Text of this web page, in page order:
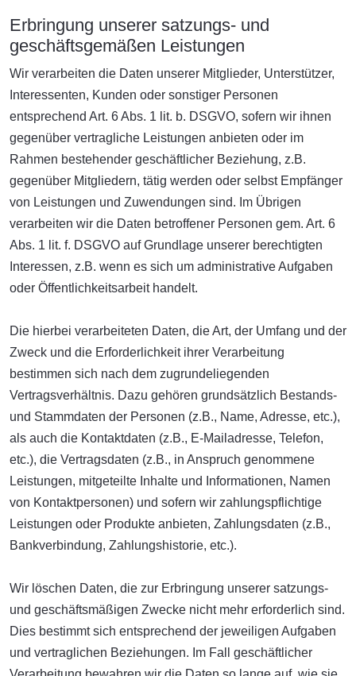
Erbringung unserer satzungs- und
geschäftsgemäßen Leistungen
Wir verarbeiten die Daten unserer Mitglieder, Unterstützer,
Interessenten, Kunden oder sonstiger Personen
entsprechend Art. 6 Abs. 1 lit. b. DSGVO, sofern wir ihnen
gegenüber vertragliche Leistungen anbieten oder im
Rahmen bestehender geschäftlicher Beziehung, z.B.
gegenüber Mitgliedern, tätig werden oder selbst Empfänger
von Leistungen und Zuwendungen sind. Im Übrigen
verarbeiten wir die Daten betroffener Personen gem. Art. 6
Abs. 1 lit. f. DSGVO auf Grundlage unserer berechtigten
Interessen, z.B. wenn es sich um administrative Aufgaben
oder Öffentlichkeitsarbeit handelt.
Die hierbei verarbeiteten Daten, die Art, der Umfang und der
Zweck und die Erforderlichkeit ihrer Verarbeitung
bestimmen sich nach dem zugrundeliegenden
Vertragsverhältnis. Dazu gehören grundsätzlich Bestands-
und Stammdaten der Personen (z.B., Name, Adresse, etc.),
als auch die Kontaktdaten (z.B., E-Mailadresse, Telefon,
etc.), die Vertragsdaten (z.B., in Anspruch genommene
Leistungen, mitgeteilte Inhalte und Informationen, Namen
von Kontaktpersonen) und sofern wir zahlungspflichtige
Leistungen oder Produkte anbieten, Zahlungsdaten (z.B.,
Bankverbindung, Zahlungshistorie, etc.).
Wir löschen Daten, die zur Erbringung unserer satzungs-
und geschäftsmäßigen Zwecke nicht mehr erforderlich sind.
Dies bestimmt sich entsprechend der jeweiligen Aufgaben
und vertraglichen Beziehungen. Im Fall geschäftlicher